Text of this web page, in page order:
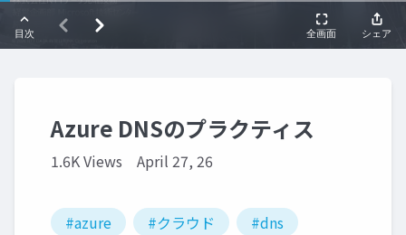
Azure DNSのプラクティス
1.6K Views April 27, 26
#azure #クラウド
#dns